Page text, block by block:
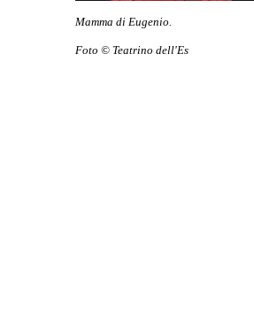
Mamma di Eugenio.
Foto © Teatrino dell'Es